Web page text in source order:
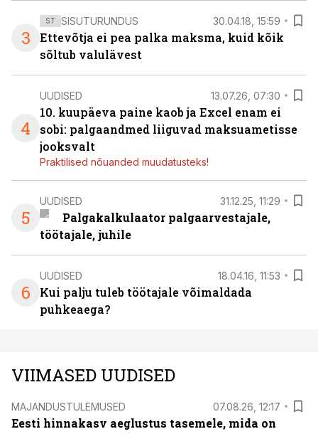
3
ST SISUTURUNDUS 30.04.18, 15:59
Ettevõtja ei pea palka maksma, kuid kõik
sõltub valulävest
4
UUDISED 13.07.26, 07:30
10. kuupäeva paine kaob ja Excel enam ei
sobi: palgaandmed liiguvad maksuametisse
jooksvalt
Praktilised nõuanded muudatusteks!
5
UUDISED 31.12.25, 11:29
Palgakalkulaator palgaarvestajale,
töötajale, juhile
6
UUDISED 18.04.16, 11:53
Kui palju tuleb töötajale võimaldada
puhkeaega?
VIIMASED UUDISED
MAJANDUSTULEMUSED 07.08.26, 12:17
Eesti hinnakasv aeglustus tasemele, mida on